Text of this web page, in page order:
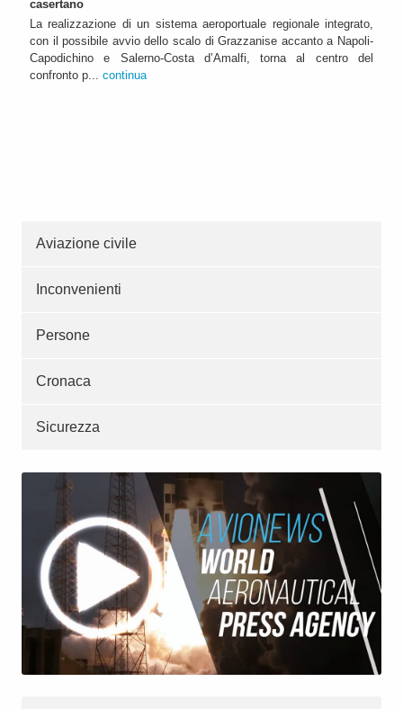
casertano
La realizzazione di un sistema aeroportuale regionale integrato,
con il possibile avvio dello scalo di Grazzanise accanto a Napoli-
Capodichino e Salerno-Costa d’Amalfi, torna al centro del
confronto p... continua
Aviazione civile
Inconvenienti
Persone
Cronaca
Sicurezza